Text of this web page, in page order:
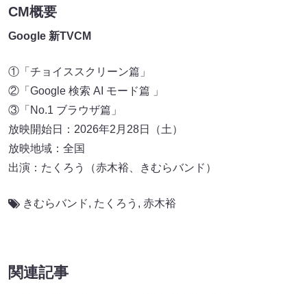
CM概要
Google 新TVCM
①「チョイススクリーン篇」
②「Google 検索 AI モード篇 」
③「No.1 ブラウザ篇」
放映開始日：2026年2月28日（土）
放映地域：全国
出演：たくろう（赤木裕、きむらバンド）
きむらバンド, たくろう , 赤木裕
関連記事